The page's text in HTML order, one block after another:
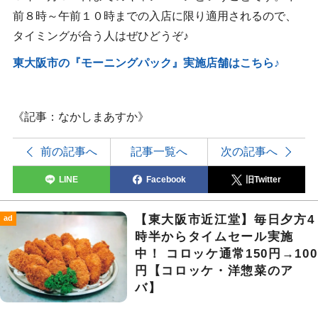
前８時～午前１０時までの入店に限り適用されるので、
タイミングが合う人はぜひどうぞ♪
東大阪市の『モーニングパック』実施店舗はこちら♪
《記事：なかしまあすか》
前の記事へ 記事一覧へ 次の記事へ
LINE Facebook 旧Twitter
ad
【東大阪市近江堂】毎日夕方4
時半からタイムセール実施
中！ コロッケ通常150円→100
円【コロッケ・洋惣菜のア
バ】